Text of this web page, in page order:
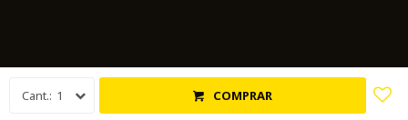
1 COMPRAR
Fenicio